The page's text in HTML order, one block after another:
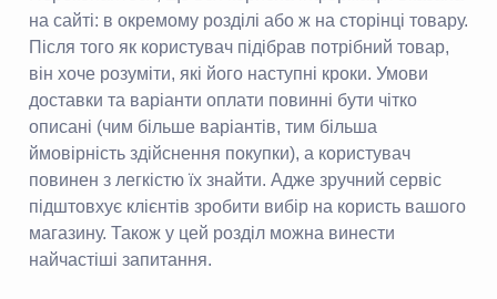
на сайті: в окремому розділі або ж на сторінці товару.
Після того як користувач підібрав потрібний товар,
він хоче розуміти, які його наступні кроки. Умови
доставки та варіанти оплати повинні бути чітко
описані (чим більше варіантів, тим більша
ймовірність здійснення покупки), а користувач
повинен з легкістю їх знайти. Адже зручний сервіс
підштовхує клієнтів зробити вибір на користь вашого
магазину. Також у цей розділ можна винести
найчастіші запитання.